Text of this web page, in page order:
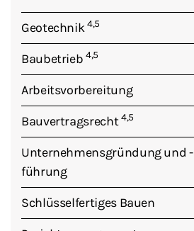
Geotechnik4,5
Baubetrieb4,5
Arbeitsvorbereitung
Bauvertragsrecht 4,5
Unternehmensgründung und -
führung
Schlüsselfertiges Bauen